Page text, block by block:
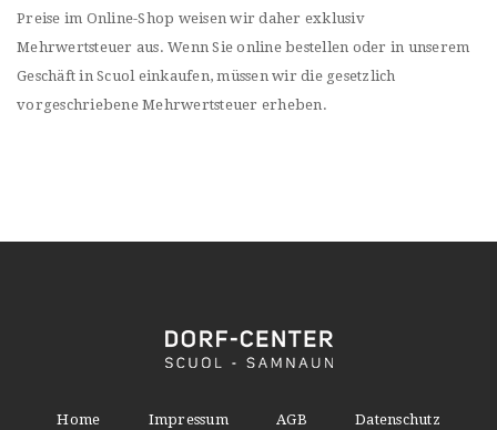
Preise im Online-Shop weisen wir daher exklusiv
Mehrwertsteuer aus. Wenn Sie online bestellen oder in unserem
Geschäft in Scuol einkaufen, müssen wir die gesetzlich
vorgeschriebene Mehrwertsteuer erheben.
Home Impressum AGB Datenschutz